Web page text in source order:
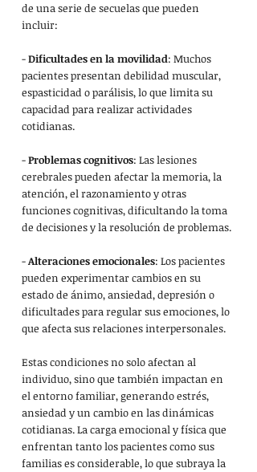
de una serie de secuelas que pueden
incluir:
- Dificultades en la movilidad: Muchos
pacientes presentan debilidad muscular,
espasticidad o parálisis, lo que limita su
capacidad para realizar actividades
cotidianas.
- Problemas cognitivos: Las lesiones
cerebrales pueden afectar la memoria, la
atención, el razonamiento y otras
funciones cognitivas, dificultando la toma
de decisiones y la resolución de problemas.
- Alteraciones emocionales: Los pacientes
pueden experimentar cambios en su
estado de ánimo, ansiedad, depresión o
dificultades para regular sus emociones, lo
que afecta sus relaciones interpersonales.
Estas condiciones no solo afectan al
individuo, sino que también impactan en
el entorno familiar, generando estrés,
ansiedad y un cambio en las dinámicas
cotidianas. La carga emocional y física que
enfrentan tanto los pacientes como sus
familias es considerable, lo que subraya la